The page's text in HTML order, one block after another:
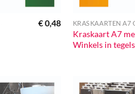
€0,48 KRASKAARTEN A7
Kraskaart A7
Winkels in